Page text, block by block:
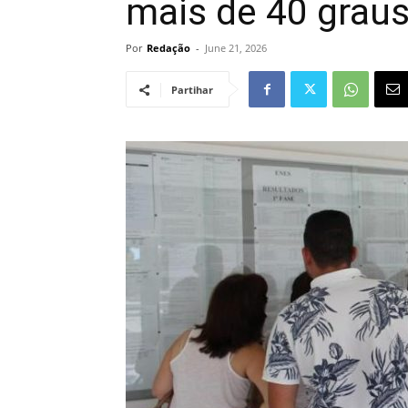
mais de 40
Por Redação - June 21, 2026
Partihar